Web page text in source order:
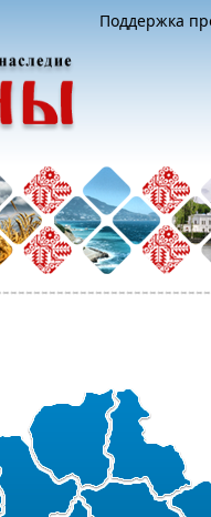
Поддержка